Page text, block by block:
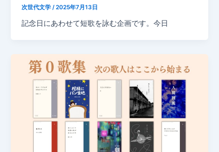
次世代文学/2025年7月13日
記念日にあわせて短歌を詠む企画です。今日